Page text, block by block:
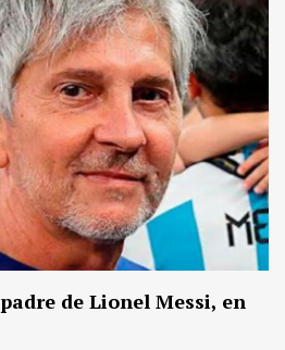
de Lionel Messi, en